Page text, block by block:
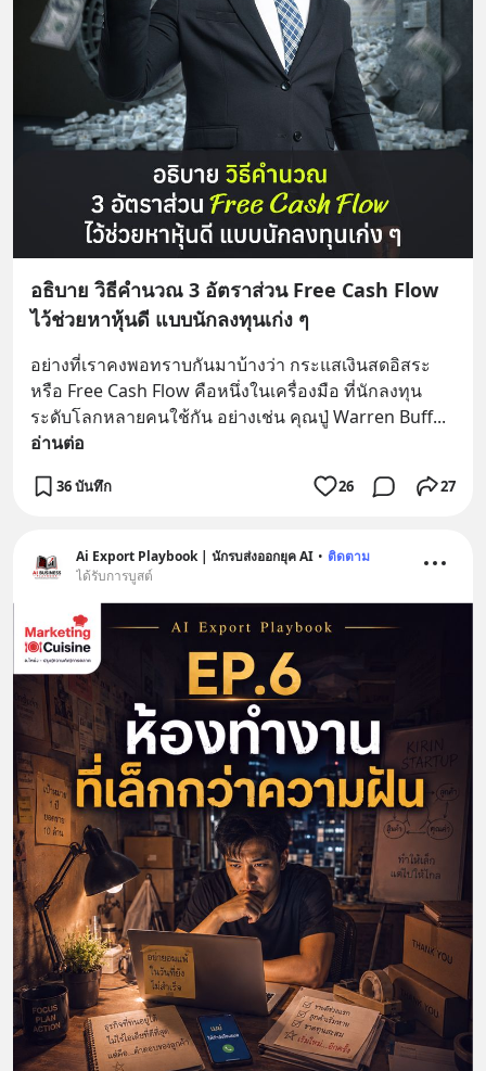
อธิบาย วิธีคำนวณ 3 อัตราส่วน Free Cash Flow
ไว้ช่วยหาหุ้นดี แบบนักลงทุนเก่ง ๆ
อย่างที่เราคงพอทราบกันมาบ้างว่า กระแสเงินสดอิสระ
หรือ Free Cash Flow คือหนึ่งในเครื่องมือ ที่นักลงทุน
ระดับโลกหลายคนใช้กัน อย่างเช่น คุณปู่ Warren Buff
อ่านต่อ
36 บันทึก 26 27
Ai Export Playbook | นักรบส่งออกยุค AI • ติดตาม
ได้รับการบูสต์